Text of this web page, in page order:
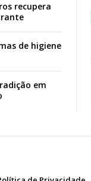
recupera
de higiene
em